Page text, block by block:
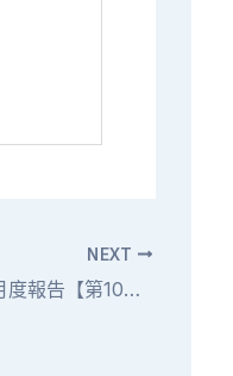
NEXT
2026年2月 – 全球AI科技月度報告【第10期】